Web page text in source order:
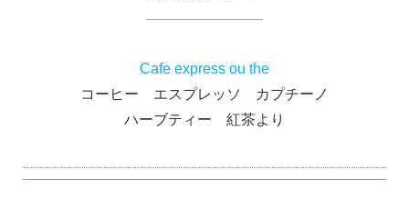
--------------------------------
Cafe express ou the
コーヒー エスプレッソ カプチーノ
ハーブティー 紅茶より